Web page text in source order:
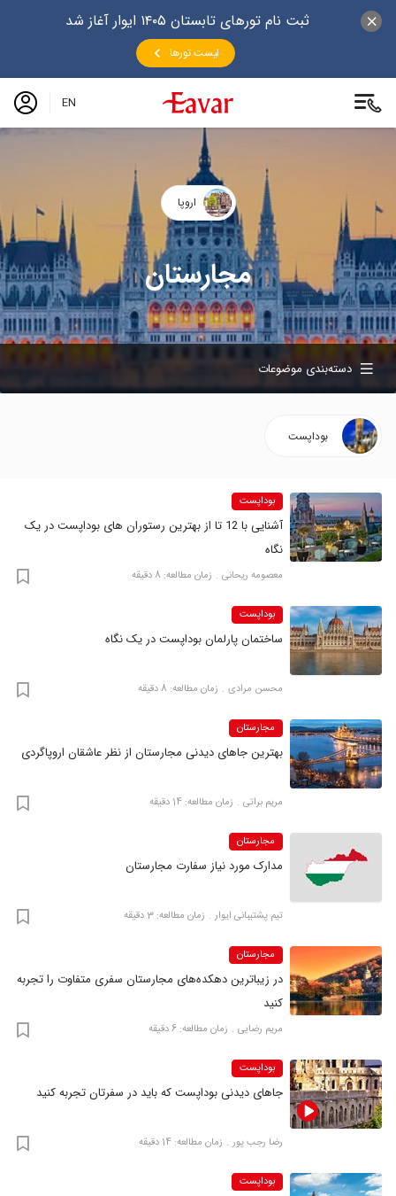
ثبت نام تورهای تابستان ۱۴۰۵ ایوار آغاز شد
لیست تورها
EN
اروپا
مجارستان
دسته‌بندی موضوعات
بوداپست
بوداپست
آشنایی با 12 تا از بهترین رستوران های بوداپست در یک
نگاه
معصومه ریحانی زمان مطالعه: 8 دقیقه
بوداپست
ساختمان پارلمان بوداپست در یک نگاه
محسن مرادی زمان مطالعه: 8 دقیقه
مجارستان
بهترین جاهای دیدنی مجارستان از نظر عاشقان اروپاگردی
مریم براتی زمان مطالعه: 14 دقیقه
مجارستان
مدارک مورد نیاز سفارت مجارستان
تیم پشتیبانی ایوار زمان مطالعه: 3 دقیقه
مجارستان
در زیباترین دهکده‌های مجارستان سفری متفاوت را تجربه
کنید
مریم رضایی زمان مطالعه: 6 دقیقه
بوداپست
جاهای دیدنی بوداپست که باید در سفرتان تجربه کنید
رضا‍ رجب پور زمان مطالعه: 14 دقیقه
بوداپست